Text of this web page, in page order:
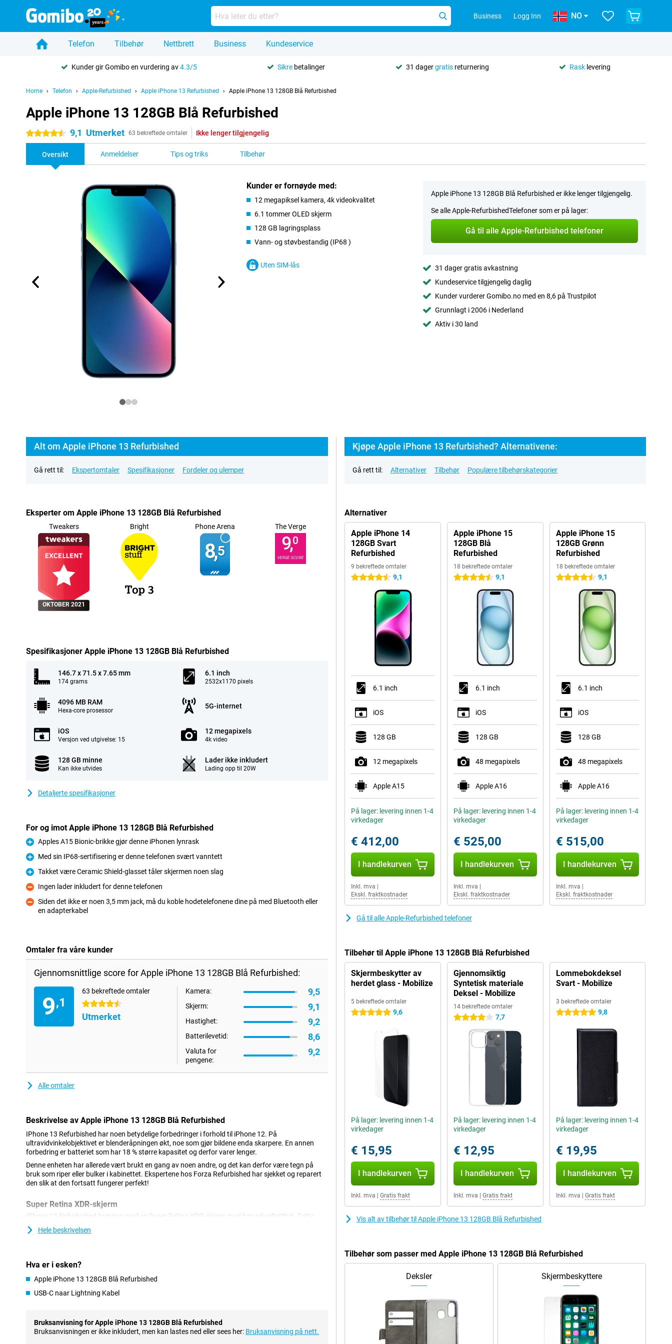
Business Logg Inn NO
Telefon Tilbehør Nettbrett Business Kundeservice
Kunder gir Gomibo en vurdering av4.3/5 Sikre betalinger 31 dagergratisreturnering Rask levering
Home Telefon Apple-Refurbished Apple iPhone 13 Refurbished Apple iPhone 13 128GB Blå Refurbished
Apple iPhone 13 128GB Blå Refurbished
4.5 stjerner 9,1 Utmerket 63 bekreftede omtaler Ikke lenger tilgjengelig
Oversikt Anmeldelser Tips og triks Tilbehør
Kunder er fornøyde med:
12 megapiksel kamera, 4k videokvalitet
6.1 tommer OLED skjerm
128 GB lagringsplass
Vann- og støvbestandig (IP68 )
Uten SIM-lås
Apple iPhone 13 128GB Blå Refurbished er ikke lenger tilgjengelig.
Se alle Apple-RefurbishedTelefoner som er på lager:
Gå til alle Apple-Refurbished telefoner
31 dager gratis avkastning
Kundeservice tilgjengelig daglig
Kunder vurderer Gomibo.no med en 8,6 på Trustpilot
Grunnlagt i 2006 i Nederland
Aktiv i 30 land
Alt om Apple iPhone 13 Refurbished
Gå rett til: Ekspertomtaler Spesifikasjoner Fordeler og ulemper
Eksperter om Apple iPhone 13 128GB Blå Refurbished
Tweakers
OKTOBER 2021
Bright Phone Arena
8,5
The Verge
9,0
VERGE SCORE
Spesifikasjoner Apple iPhone 13 128GB Blå Refurbished
146.7 x 71.5 x 7.65 mm
174 grams
6.1 inch
2532x1170 pixels
4096 MB RAM
Hexa-core prosessor
5G-internet
iOS
Versjon ved utgivelse: 15
12 megapixels
4k video
128 GB minne
Kan ikke utvides
Lader ikke inkludert
Lading opp til 20W
Detaljerte spesifikasjoner
For og imot Apple iPhone 13 128GB Blå Refurbished
Fordel
Apples A15 Bionic-brikke gjør denne iPhonen lynrask
Fordel
Med sin IP68-sertifisering er denne telefonen svært vanntett
Fordel
Takket være Ceramic Shield-glasset tåler skjermen noen slag
Ulempe
Ingen lader inkludert for denne telefonen
Ulempe
Siden det ikke er noen 3,5 mm jack, må du koble hodetelefonene dine på med Bluetooth eller
en adapterkabel
Omtaler fra våre kunder
Gjennomsnittlige score for Apple iPhone 13 128GB Blå Refurbished:
9,1
63 bekreftede omtaler
4.5 stjerner
Utmerket
Kamera: 9,5
Skjerm: 9,1
Hastighet: 9,2
Batterilevetid: 8,6
Valuta for
pengene:
9,2
Alle omtaler
Beskrivelse av Apple iPhone 13 128GB Blå Refurbished
IPhone 13 Refurbished har noen betydelige forbedringer i forhold til iPhone 12. På
ultravidvinkelobjektivet er blenderåpningen økt, noe som gjør bildene enda skarpere. En annen
forbedring er batteriet som har 18 % større kapasitet og derfor varer lenger.
Denne enheten har allerede vært brukt en gang av noen andre, og det kan derfor være tegn på
bruk som riper eller bulker i kabinettet. Ekspertene hos Forza Refurbished har sjekket og reparert
den slik at den fortsatt fungerer perfekt!
Super Retina XDR-skjerm
IPhone 13 Refurbished kommer med en Super Retina XDR-skjerm med høy pikseltetthet. Dette
sikrer at bildene blir knivskarpe. Skjermen har en størrelse på 6,1 tommer, slik at du kan se
favorittfilmene og seriene dine i en fin størrelse.
glasset ekstra beskyttelse mot sprekker og riper.
Forbedrede kameraer med fotografiske stiler
En annen stor forbedring i forhold til forgjengeren er kameraoppsettet. En forstørret
I tillegg til allerede kjente teknikker som nattmodus og portrettmodus, har iPhone 13 et nytt tillegg:
Fotografiske stiler. Dette lar deg ta bilder med et levende filter uten å justere hudtoner. Så et fint
Hele beskrivelsen
Hva er i esken?
Apple iPhone 13 128GB Blå Refurbished
USB-C naar Lightning Kabel
Bruksanvisning for Apple iPhone 13 128GB Blå Refurbished
Bruksanvisningen er ikke inkludert, men kan lastes ned eller sees her: Bruksanvisning på nett.
Kjøpe Apple iPhone 13 Refurbished? Alternativene:
Gå rett til: Alternativer Tilbehør Populære tilbehørskategorier
Alternativer
Apple iPhone 14
128GB Svart
Refurbished
9 bekreftede omtaler
4.5 stjerner 9,1
6.1 inch
iOS
128 GB
12 megapixels
Apple A15
På lager: levering innen 1-4
virkedager
€ 412,00
I handlekurven
Inkl. mva
Ekskl. fraktkostnader
Apple iPhone 15
128GB Blå
Refurbished
18 bekreftede omtaler
4.5 stjerner 9,1
6.1 inch
iOS
128 GB
48 megapixels
Apple A16
På lager: levering innen 1-4
virkedager
€ 525,00
I handlekurven
Inkl. mva
Ekskl. fraktkostnader
Apple iPhone 15
128GB Grønn
Refurbished
18 bekreftede omtaler
4.5 stjerner 9,1
6.1 inch
iOS
128 GB
48 megapixels
Apple A16
På lager: levering innen 1-4
virkedager
€ 515,00
I handlekurven
Inkl. mva
Ekskl. fraktkostnader
Gå til alle Apple-Refurbished telefoner
Tilbehør til Apple iPhone 13 128GB Blå Refurbished
Skjermbeskytter av
herdet glass - Mobilize
5 bekreftede omtaler
5 stjerner 9,6
På lager: levering innen 1-4
virkedager
€ 15,95
I handlekurven
Inkl. mva Gratis frakt
Gjennomsiktig
Syntetisk materiale
Deksel - Mobilize
14 bekreftede omtaler
4 stjerner 7,7
På lager: levering innen 1-4
virkedager
€ 12,95
I handlekurven
Inkl. mva Gratis frakt
Lommebokdeksel
Svart - Mobilize
3 bekreftede omtaler
5 stjerner 9,8
På lager: levering innen 1-4
virkedager
€ 19,95
I handlekurven
Inkl. mva Gratis frakt
Vis alt av tilbehør til Apple iPhone 13 128GB Blå Refurbished
Tilbehør som passer med Apple iPhone 13 128GB Blå Refurbished
Deksler Skjermbeskyttere